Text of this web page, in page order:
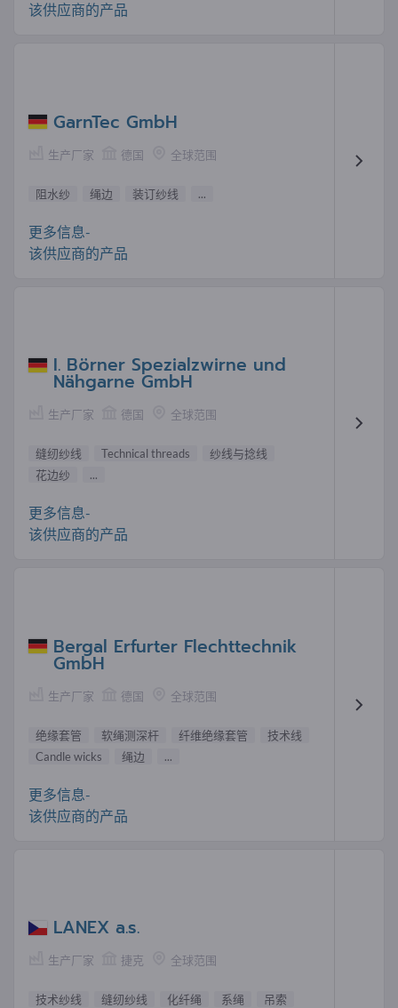
该供应商的产品
GarnTec GmbH
生产厂家 德国 全球范围
阻水纱 绳边 装订纱线 ...
更多信息-
该供应商的产品
I. Börner Spezialzwirne und
Nähgarne GmbH
生产厂家 德国 全球范围
缝纫纱线 Technical threads
纱线与捻线
花边纱
...
更多信息-
该供应商的产品
Bergal Erfurter Flechttechnik
GmbH
生产厂家 德国 全球范围
绝缘套管 软绳测深杆 纤维绝缘套管
技术线
Candle wicks
绳边 ...
更多信息-
该供应商的产品
LANEX a.s.
生产厂家 捷克 全球范围
技术纱线 缝纫纱线 化纤绳 系绳
吊索